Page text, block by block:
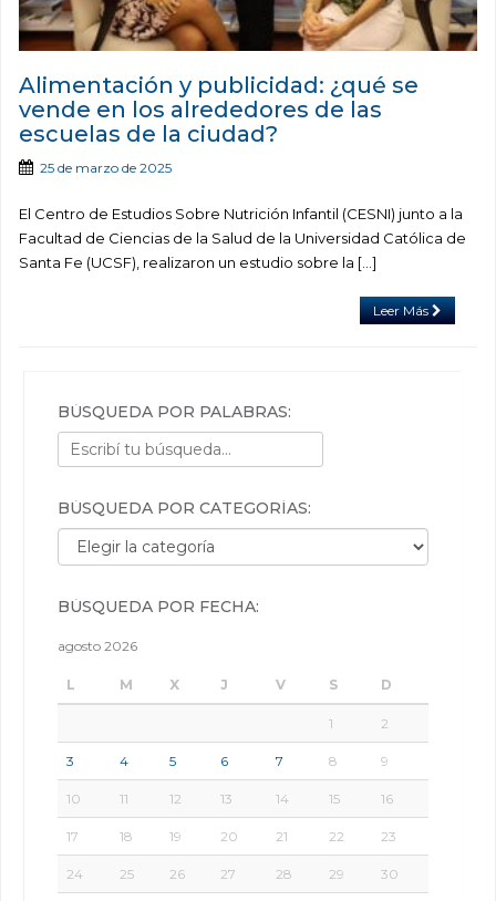
Alimentación y publicidad: ¿qué se
vende en los alrededores de las
escuelas de la ciudad?
25 de marzo de 2025
El Centro de Estudios Sobre Nutrición Infantil (CESNI) junto a la
Facultad de Ciencias de la Salud de la Universidad Católica de
Santa Fe (UCSF), realizaron un estudio sobre la […]
Leer Más
BÚSQUEDA POR PALABRAS:
BÚSQUEDA POR CATEGORÍAS:
Búsqueda por categorías:
BÚSQUEDA POR FECHA:
agosto 2026
L M X J V S D
1 2
3 4 5 6 7 8 9
10 11 12 13 14 15 16
17 18 19 20 21 22 23
24 25 26 27 28 29 30